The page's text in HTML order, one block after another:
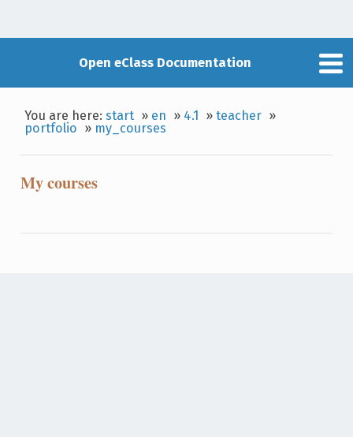
Open eClass Documentation
You are here:start » en » 4.1 »teacher »
portfolio » my_courses
My courses